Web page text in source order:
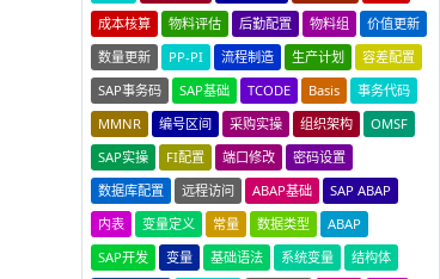
成本核算
物料评估 后勤配置 物料组
价值更新
数量更新
PP-PI 流程制造 生产计划
容差配置
SAP事务码
SAP基础 TCODE Basis
事务代码
MMNR
编号区间 采购实操 组织架构
OMSF
SAP实操
FI配置 端口修改
密码设置
数据库配置
远程访问 ABAP基础
SAP ABAP
内表
变量定义 常量 数据类型
ABAP
SAP开发
变量 基础语法 系统变量
结构体